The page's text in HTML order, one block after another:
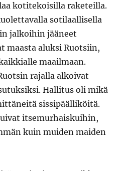
kotitekoisilla raketeilla.
sotilaallisella
jalkoihin jääneet
maasta aluksi Ruotsiin,
maailmaan.
rajalla alkoivat
Hallitus oli mikä
sissipäälliköitä.
itsemurhaiskuihin,
kuin muiden maiden